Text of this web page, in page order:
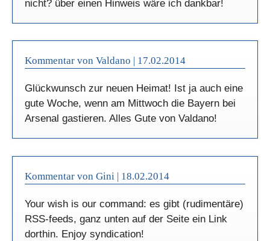
nicht? über einen Hinweis wäre ich dankbar!
Kommentar von Valdano | 17.02.2014
Glückwunsch zur neuen Heimat! Ist ja auch eine
gute Woche, wenn am Mittwoch die Bayern bei
Arsenal gastieren. Alles Gute von Valdano!
Kommentar von Gini | 18.02.2014
Your wish is our command: es gibt (rudimentäre)
RSS-feeds, ganz unten auf der Seite ein Link
dorthin. Enjoy syndication!